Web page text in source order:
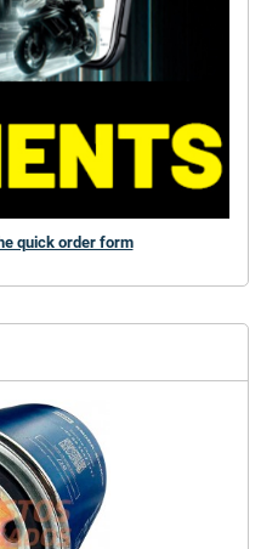
quick order form